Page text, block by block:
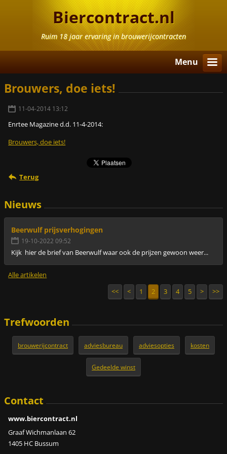
Biercontract.nl
Ruim 18 jaar ervaring in brouwerijcontracten
Menu
Brouwers, doe iets!
11-04-2014 13:12
Enrtee Magazine d.d. 11-4-2014:
Brouwers, doe iets!
Terug
Nieuws
Beerwulf prijsverhogingen
19-10-2022 09:52
Kijk hier de brief van Beerwulf waar ook de prijzen gewoon weer...
Alle artikelen
<<
< 1 2 3 4 5 > >>
Trefwoorden
brouwerijcontract adviesbureau adviesopties kosten
Gedeelde winst
Contact
www.biercontract.nl
Graaf Wichmanlaan 62
1405 HC Bussum